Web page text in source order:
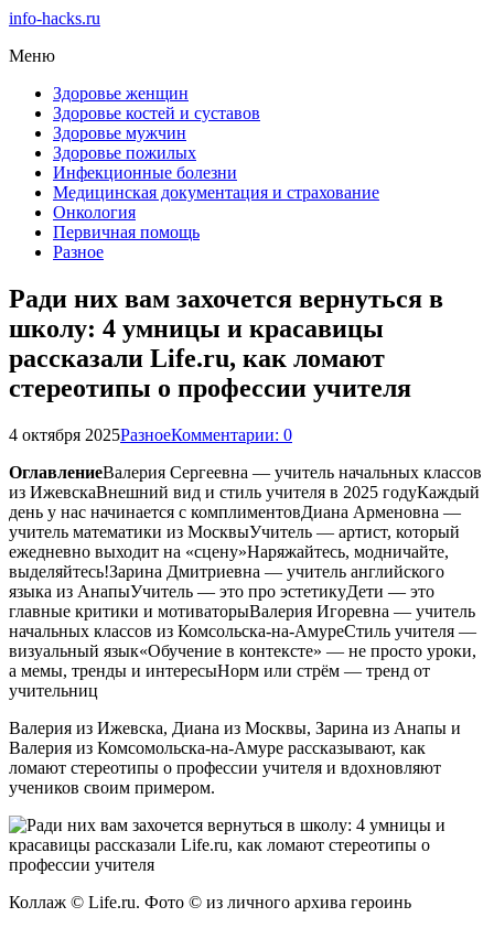
info-hacks.ru
Меню
Здоровье женщин
Здоровье костей и суставов
Здоровье мужчин
Здоровье пожилых
Инфекционные болезни
Медицинская документация и страхование
Онкология
Первичная помощь
Разное
Ради них вам захочется вернуться в
школу: 4 умницы и красавицы
рассказали Life.ru, как ломают
стереотипы о профессии учителя
4 октября 2025РазноеКомментарии: 0
ОглавлениеВалерия Сергеевна — учитель начальных классов
из ИжевскаВнешний вид и стиль учителя в 2025 годуКаждый
день у нас начинается с комплиментовДиана Арменовна —
учитель математики из МосквыУчитель — артист, который
ежедневно выходит на «сцену»Наряжайтесь, модничайте,
выделяйтесь!Зарина Дмитриевна — учитель английского
языка из АнапыУчитель — это про эстетикуДети — это
главные критики и мотиваторыВалерия Игоревна — учитель
начальных классов из Комсольска-на-АмуреСтиль учителя —
визуальный язык«Обучение в контексте» — не просто уроки,
а мемы, тренды и интересыНорм или стрём — тренд от
учительниц
Валерия из Ижевска, Диана из Москвы, Зарина из Анапы и
Валерия из Комсомольска-на-Амуре рассказывают, как
ломают стереотипы о профессии учителя и вдохновляют
учеников своим примером.
Коллаж © Life.ru. Фото © из личного архива героинь